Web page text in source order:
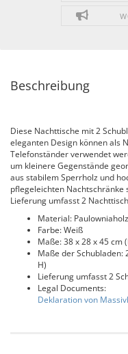
Beschreibung
Diese Nachttische mit 2
eleganten Design können als
Telefonständer verwendet
um kleinere Gegenstände
aus stabilem Sperrholz und
pflegeleichten
Lieferung umfasst 2
Material:
Farbe: Weiß
Maße: 38 x 28 x 45 cm
Maße der Schubladen:
H)
Lieferung umfasst 2
Legal Documents:
Deklaration von